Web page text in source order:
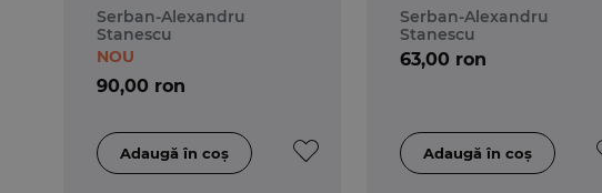
Serban-Alexandru
Stanescu
90,00 ron
NOU
Serban-Alexandru
Stanescu
63,00 ron